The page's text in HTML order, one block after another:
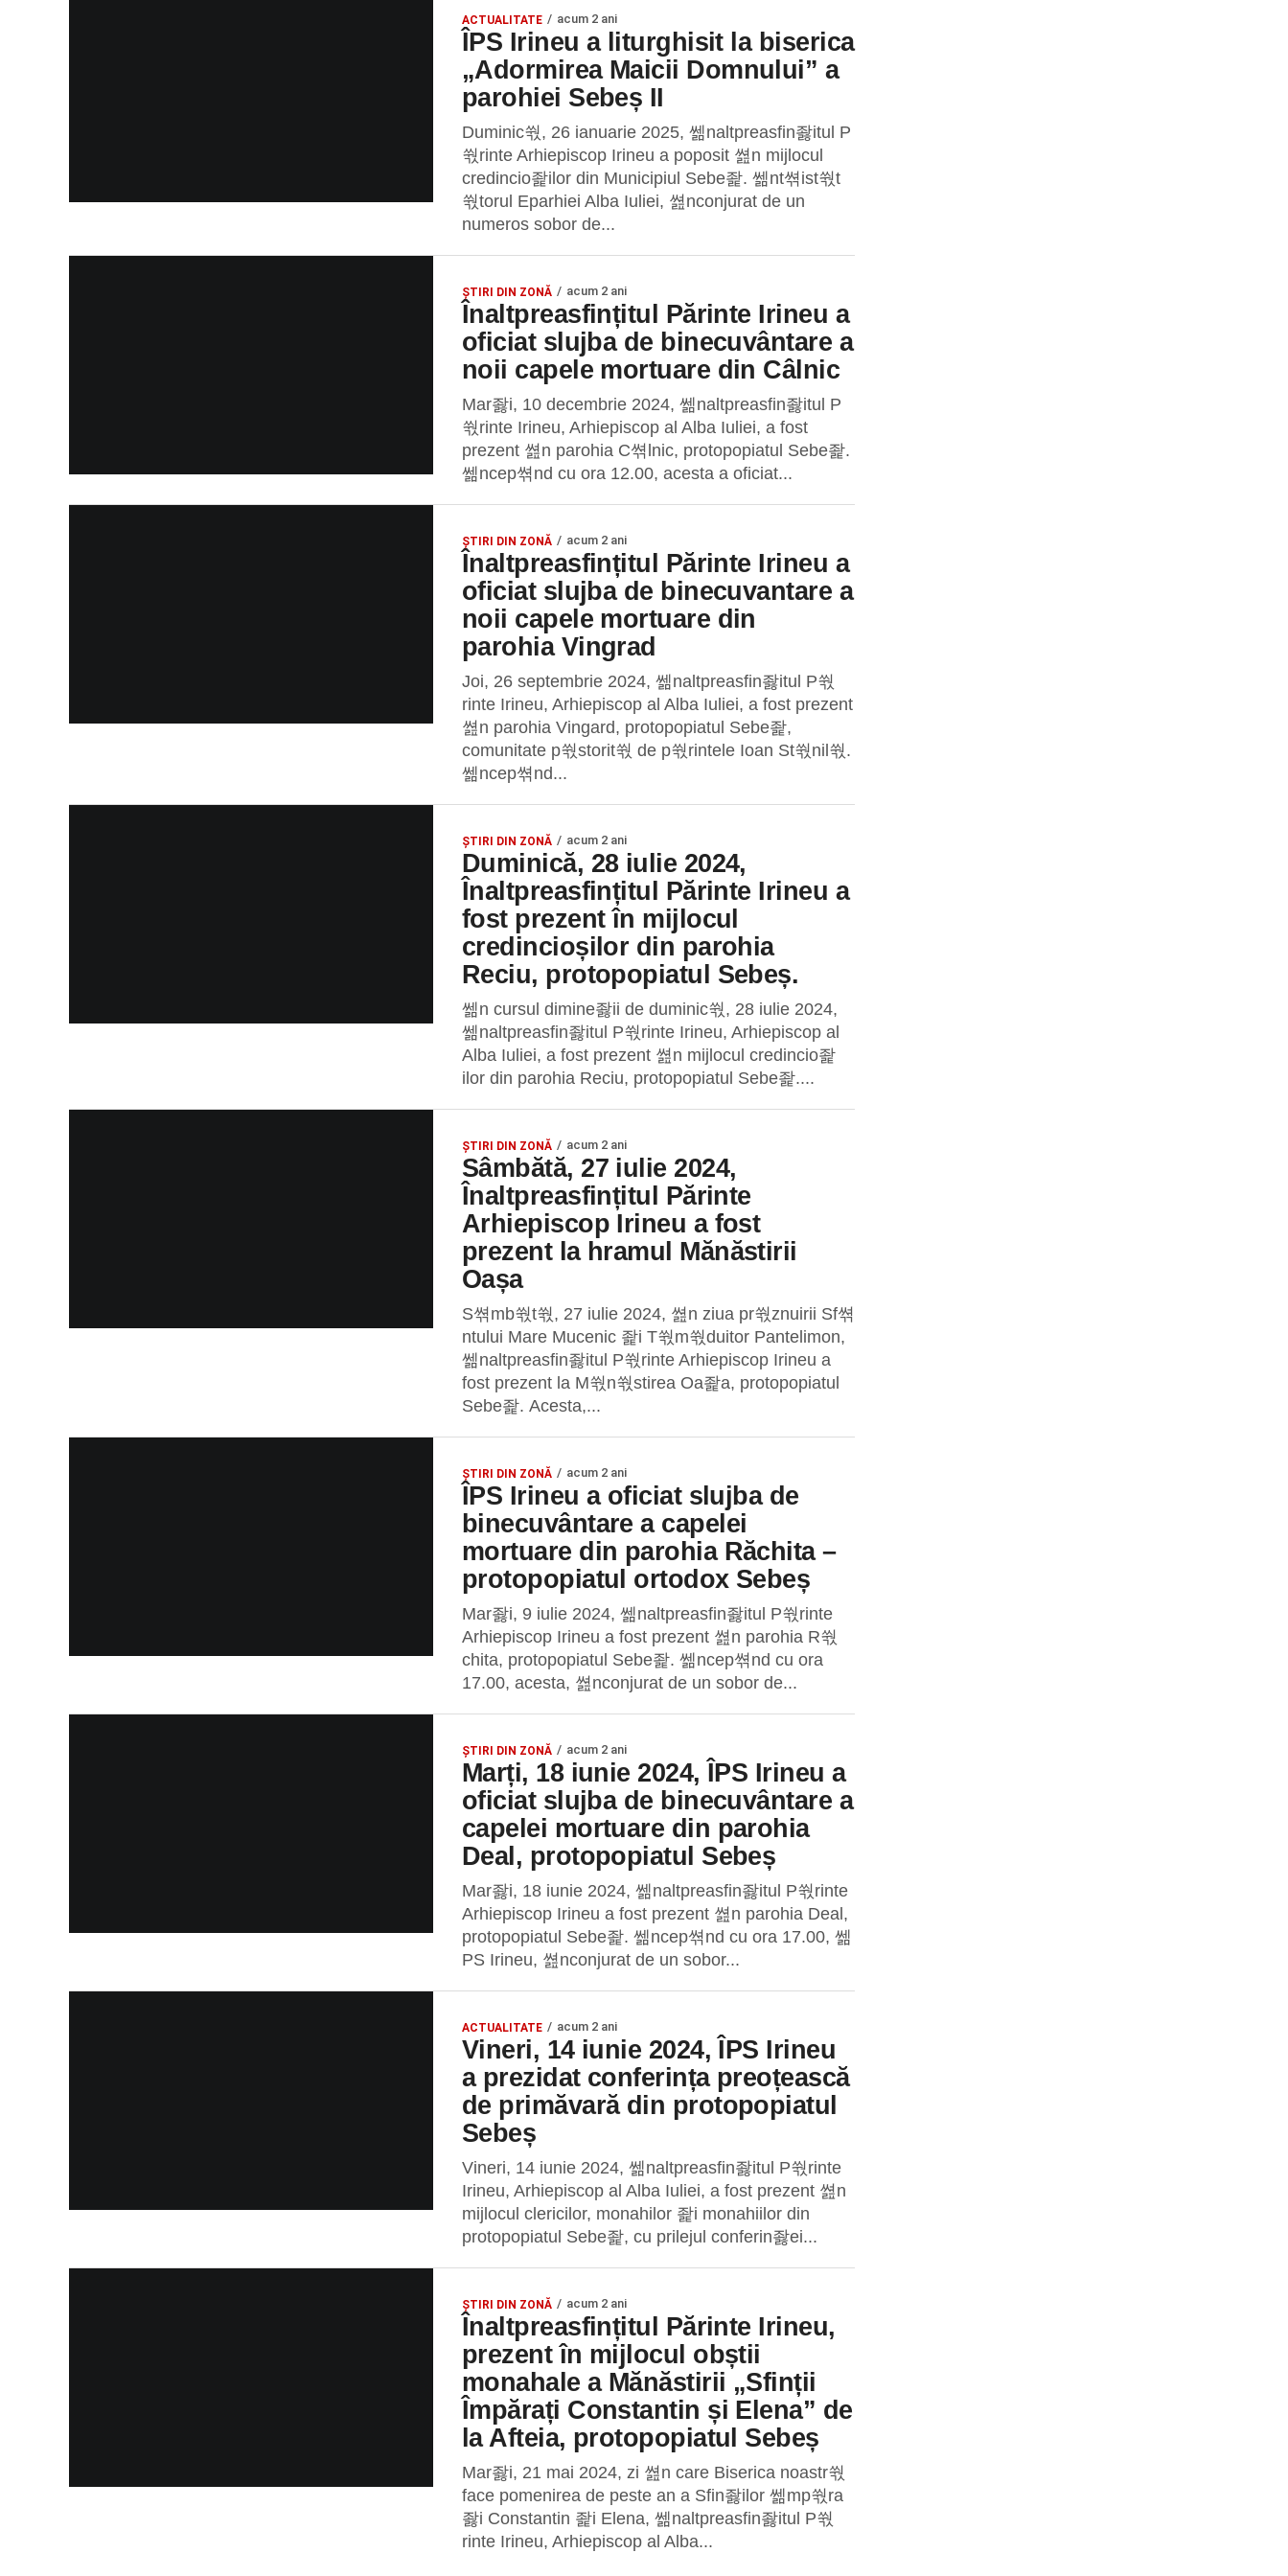
ACTUALITATE acum 2 ani
ÎPS Irineu a liturghisit la biserica
„Adormirea Maicii Domnului” a
parohiei Sebeș II
Duminic쒃, 26 ianuarie 2025, 쎎naltpreasfin좛itul P
쒃rinte Arhiepiscop Irineu a poposit 쎮n mijlocul
credincio좙ilor din Municipiul Sebe좙. 쎎nt쎢ist쒃t
쒃torul Eparhiei Alba Iuliei, 쎮nconjurat de un
numeros sobor de...
ȘTIRI DIN ZONĂ acum 2 ani
Înaltpreasfințitul Părinte Irineu a
oficiat slujba de binecuvântare a
noii capele mortuare din Câlnic
Mar좛i, 10 decembrie 2024, 쎎naltpreasfin좛itul P
쒃rinte Irineu, Arhiepiscop al Alba Iuliei, a fost
prezent 쎮n parohia C쎢lnic, protopopiatul Sebe좙.
쎎ncep쎢nd cu ora 12.00, acesta a oficiat...
ȘTIRI DIN ZONĂ acum 2 ani
Înaltpreasfințitul Părinte Irineu a
oficiat slujba de binecuvantare a
noii capele mortuare din
parohia Vingrad
Joi, 26 septembrie 2024, 쎎naltpreasfin좛itul P쒃
rinte Irineu, Arhiepiscop al Alba Iuliei, a fost prezent
쎮n parohia Vingard, protopopiatul Sebe좙,
comunitate p쒃storit쒃 de p쒃rintele Ioan St쒃nil쒃.
쎎ncep쎢nd...
ȘTIRI DIN ZONĂ acum 2 ani
Duminică, 28 iulie 2024,
Înaltpreasfințitul Părinte Irineu a
fost prezent în mijlocul
credincioșilor din parohia
Reciu, protopopiatul Sebeș.
쎎n cursul dimine좛ii de duminic쒃, 28 iulie 2024,
쎎naltpreasfin좛itul P쒃rinte Irineu, Arhiepiscop al
Alba Iuliei, a fost prezent 쎮n mijlocul credincio좙
ilor din parohia Reciu, protopopiatul Sebe좙....
ȘTIRI DIN ZONĂ acum 2 ani
Sâmbătă, 27 iulie 2024,
Înaltpreasfințitul Părinte
Arhiepiscop Irineu a fost
prezent la hramul Mănăstirii
Oașa
S쎢mb쒃t쒃, 27 iulie 2024, 쎮n ziua pr쒃znuirii Sf쎢
ntului Mare Mucenic 좙i T쒃m쒃duitor Pantelimon,
쎎naltpreasfin좛itul P쒃rinte Arhiepiscop Irineu a
fost prezent la M쒃n쒃stirea Oa좙a, protopopiatul
Sebe좙. Acesta,...
ȘTIRI DIN ZONĂ acum 2 ani
ÎPS Irineu a oficiat slujba de
binecuvântare a capelei
mortuare din parohia Răchita –
protopopiatul ortodox Sebeș
Mar좛i, 9 iulie 2024, 쎎naltpreasfin좛itul P쒃rinte
Arhiepiscop Irineu a fost prezent 쎮n parohia R쒃
chita, protopopiatul Sebe좙. 쎎ncep쎢nd cu ora
17.00, acesta, 쎮nconjurat de un sobor de...
ȘTIRI DIN ZONĂ acum 2 ani
Marți, 18 iunie 2024, ÎPS Irineu a
oficiat slujba de binecuvântare a
capelei mortuare din parohia
Deal, protopopiatul Sebeș
Mar좛i, 18 iunie 2024, 쎎naltpreasfin좛itul P쒃rinte
Arhiepiscop Irineu a fost prezent 쎮n parohia Deal,
protopopiatul Sebe좙. 쎎ncep쎢nd cu ora 17.00, 쎎
PS Irineu, 쎮nconjurat de un sobor...
ACTUALITATE acum 2 ani
Vineri, 14 iunie 2024, ÎPS Irineu
a prezidat conferința preoțească
de primăvară din protopopiatul
Sebeș
Vineri, 14 iunie 2024, 쎎naltpreasfin좛itul P쒃rinte
Irineu, Arhiepiscop al Alba Iuliei, a fost prezent 쎮n
mijlocul clericilor, monahilor 좙i monahiilor din
protopopiatul Sebe좙, cu prilejul conferin좛ei...
ȘTIRI DIN ZONĂ acum 2 ani
Înaltpreasfințitul Părinte Irineu,
prezent în mijlocul obștii
monahale a Mănăstirii „Sfinții
Împărați Constantin și Elena” de
la Afteia, protopopiatul Sebeș
Mar좛i, 21 mai 2024, zi 쎮n care Biserica noastr쒃
face pomenirea de peste an a Sfin좛ilor 쎎mp쒃ra
좛i Constantin 좙i Elena, 쎎naltpreasfin좛itul P쒃
rinte Irineu, Arhiepiscop al Alba...